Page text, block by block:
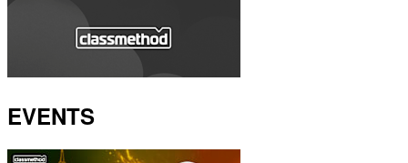
EVENTS